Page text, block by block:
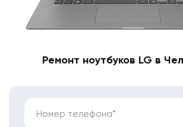
Ремонт ноутбуков LG в
Номер телефона*